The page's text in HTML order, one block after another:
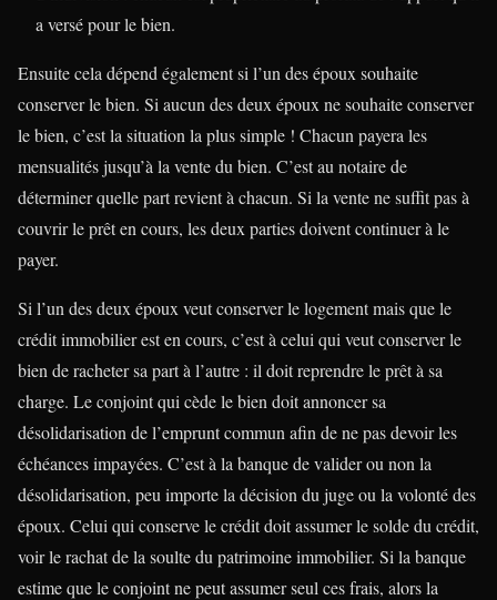
a versé pour le bien.
Ensuite cela dépend également si l’un des époux souhaite
conserver le bien. Si aucun des deux époux ne souhaite conserver
le bien, c’est la situation la plus simple ! Chacun payera les
mensualités jusqu’à la vente du bien. C’est au notaire de
déterminer quelle part revient à chacun. Si la vente ne suffit pas à
couvrir le prêt en cours, les deux parties doivent continuer à le
payer.
Si l’un des deux époux veut conserver le logement mais que le
crédit immobilier est en cours, c’est à celui qui veut conserver le
bien de racheter sa part à l’autre : il doit reprendre le prêt à sa
charge. Le conjoint qui cède le bien doit annoncer sa
désolidarisation de l’emprunt commun afin de ne pas devoir les
échéances impayées. C’est à la banque de valider ou non la
désolidarisation, peu importe la décision du juge ou la volonté des
époux. Celui qui conserve le crédit doit assumer le solde du crédit,
voir le rachat de la soulte du patrimoine immobilier. Si la banque
estime que le conjoint ne peut assumer seul ces frais, alors la